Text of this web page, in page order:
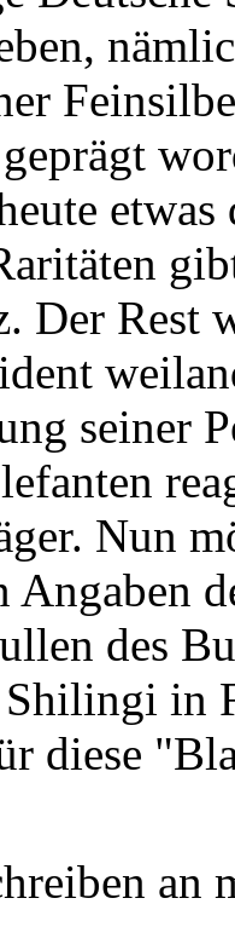
Der Rest
seiner
Nun
Angaben
des
in
diese